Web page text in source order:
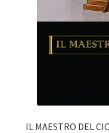
IL MAESTRO DEL